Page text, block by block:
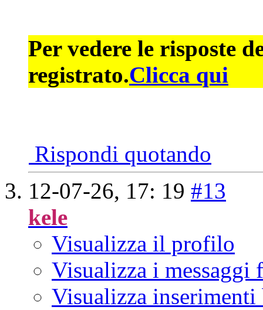
Per vedere le risposte
registrato.Clicca qui
Rispondi quotando
12-07-26, 17: 19 #13
kele
Visualizza il profilo
Visualizza i messaggi
Visualizza inserimenti